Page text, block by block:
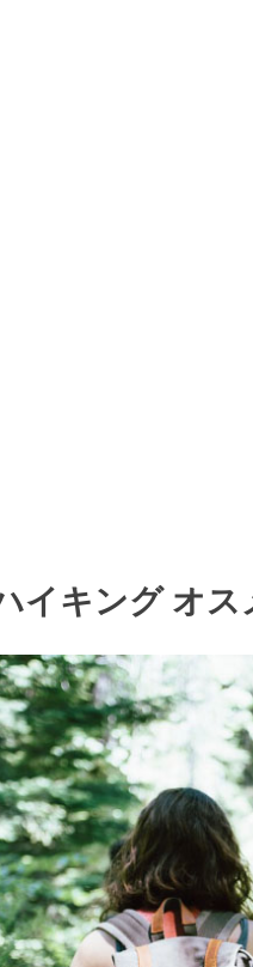
イキング オス